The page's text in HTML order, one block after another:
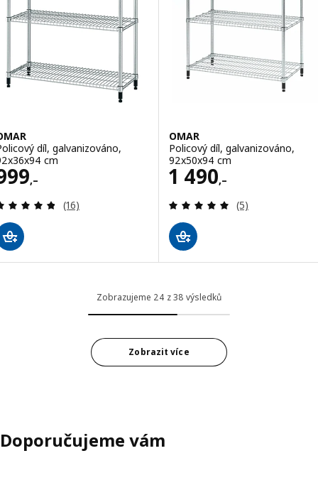
díl, galvanizováno,
cm
,– 999,–
Recenze: 4.8 z 5 hvězdy. Celkem recenzí:
(16)
OMAR
Policový díl, galvanizováno,
92x50x94 cm
1 490,–
Cena 1490,–
Recenze: 5 z 5
(5)
Zobrazujeme 24 z 38 výsledků
Zobrazit více
Doporučujeme vám